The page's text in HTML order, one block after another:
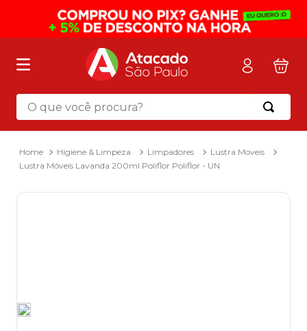
O que você procura?
Higiene & Limpeza Limpadores
Lustra Moveis
Lustra Móveis Lavanda 200ml Poliflor Poliflor - UN
Termos mais buscados
mochila
2º sacola
3º papel toalha
8